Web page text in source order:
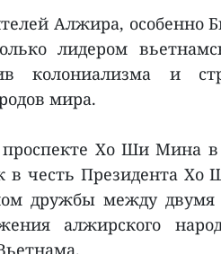
Алжира,
лидером
колониализма и
мира.
проспекте Хо Ши Мина
в честь Президента Хо
дружбы между
алжирского